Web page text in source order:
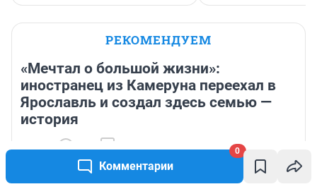
Комментарии
0
РЕКОМЕНДУЕМ
«Мечтал о большой жизни»:
иностранец из Камеруна переехал в
Ярославль и создал здесь семью —
история
«Вплоть до диареи»: как правильно пить иван-чай —
новосибирский нутрициолог подсчитал допустимое